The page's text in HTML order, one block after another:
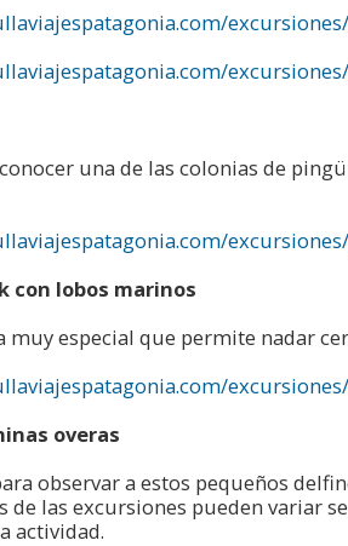
una de las colonias de
con lobos marinos
muy especial que permite nadar
overas
observar a estos pequeños
de las excursiones pueden variar
actividad.